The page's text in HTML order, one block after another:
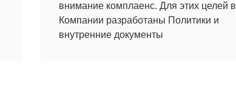
внимание комплаенс. Для этих целей в
Компании разработаны Политики и
внутренние документы